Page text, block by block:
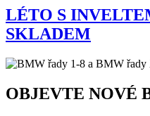
LÉTO S
SKLADEM
OBJEVTE NOVÉ